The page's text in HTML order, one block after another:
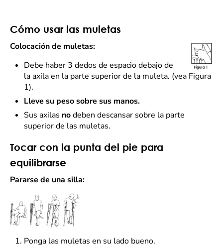
Cómo usar las muletas
Colocación de muletas:
Debe haber 3 dedos de espacio debajo de
la axila en la parte superior de la muleta. (vea Figura
1).
Lleve su peso sobre sus manos.
Sus axilas nodeben descansar sobre la parte
superior de las muletas.
Tocar con la punta del pie para
equilibrarse
Pararse de una silla:
Ponga las muletas en su lado bueno.